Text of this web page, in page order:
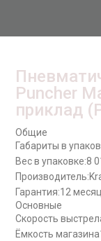
Puncher
приклад
Общие
Габариты в
Вес в упаковке:8
Производитель:
Гарантия:12
Основные
Скорость
Ёмкость магазина